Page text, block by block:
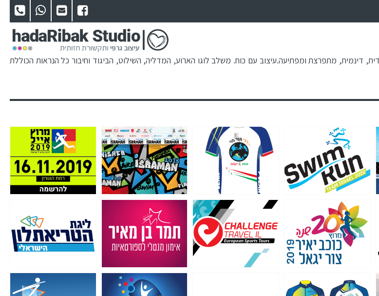
דינמית, מתפרצת ומפתיעה.עיצוב עם כוח. משלב לוגו הארוע, המדליה, השילוט, הביגוד וחיבור כל הנראות הכוללת